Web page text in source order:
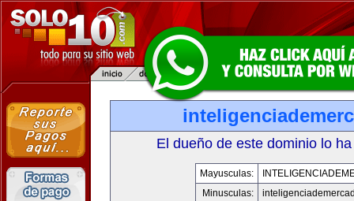
El dueño de este dominio lo
Mayusculas:
Minusculas: